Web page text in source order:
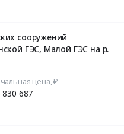
сооружений
ГЭС, Малой ГЭС на р.
цена, ₽
830 687